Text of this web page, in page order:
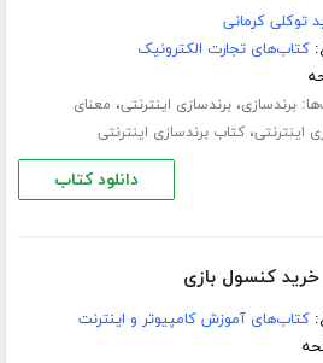
توکلی کرمانی
کتاب‌های تجارت الکترونیک
برندسازی،برندسازی اینترنتی، معنای
اینترنتی،کتاب برندسازی اینترنتی
دانلود کتاب
خرید کنسول بازی
کتاب‌های آموزش کامپیوتر و اینترنت